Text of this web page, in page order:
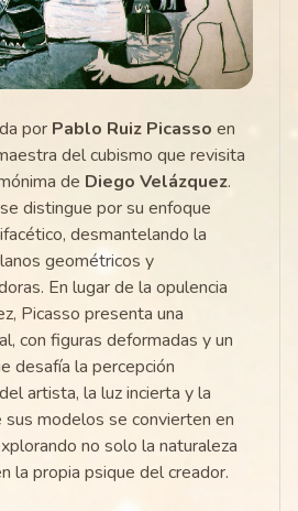
por Pablo Ruiz Picasso en
del cubismo que revisita
de Diego Velázquez.
distingue por su enfoque
desmantelando la
geométricos y
En lugar de la opulencia
Picasso presenta una
con figuras deformadas y un
desafía la percepción
artista, la luz incierta y la
sus modelos se convierten en
no solo la naturaleza
la propia psique del creador.